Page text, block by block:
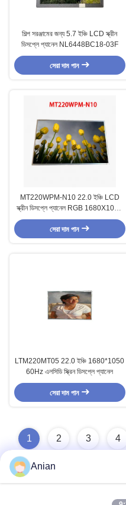
শিল্প সরঞ্জামের জন্য 5.7 ইঞ্চি LCD স্ক্রীন
ডিসপ্লে প্যানেল NL6448BC18-03F
সেরা দাম পান
MT220WPM-N10 22.0 ইঞ্চি LCD
স্ক্রীন ডিসপ্লে প্যানেল RGB 1680X1050
LVDS IPS LCD ডিসপ্লে
সেরা দাম পান
LTM220MT05 22.0 ইঞ্চি 1680*1050
60Hz এলসিডি স্ক্রিন ডিসপ্লে প্যানেল
সেরা দাম পান
1 2 3 4
Anian